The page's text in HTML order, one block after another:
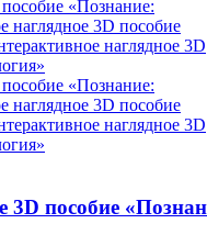
3D пособие